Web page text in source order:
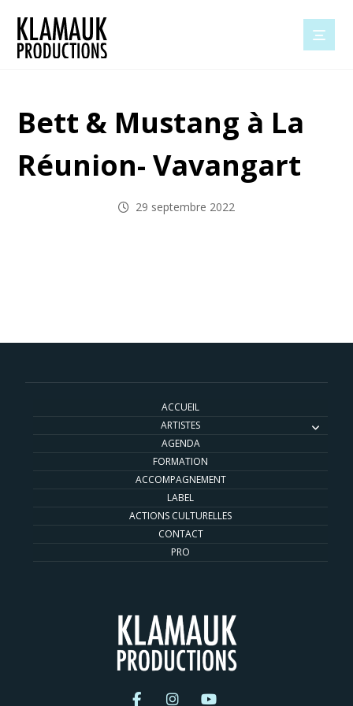
Bett & Mustang à La
Réunion- Vavangart
29 septembre 2022
ACCUEIL
ARTISTES
AGENDA
FORMATION
ACCOMPAGNEMENT
LABEL
ACTIONS CULTURELLES
CONTACT
PRO